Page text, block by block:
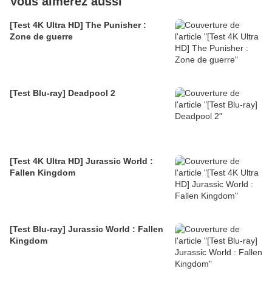
[Test 4K Ultra HD] The Punisher :
Zone de guerre
[Test Blu-ray] Deadpool 2
[Test 4K Ultra HD] Jurassic World :
Fallen Kingdom
[Test Blu-ray] Jurassic World : Fallen
Kingdom